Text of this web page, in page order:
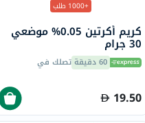
+1000 طلب
كريم أكرتين 0.05% موضعي
30 جرام
60 دقيقة تصلك في
19.50